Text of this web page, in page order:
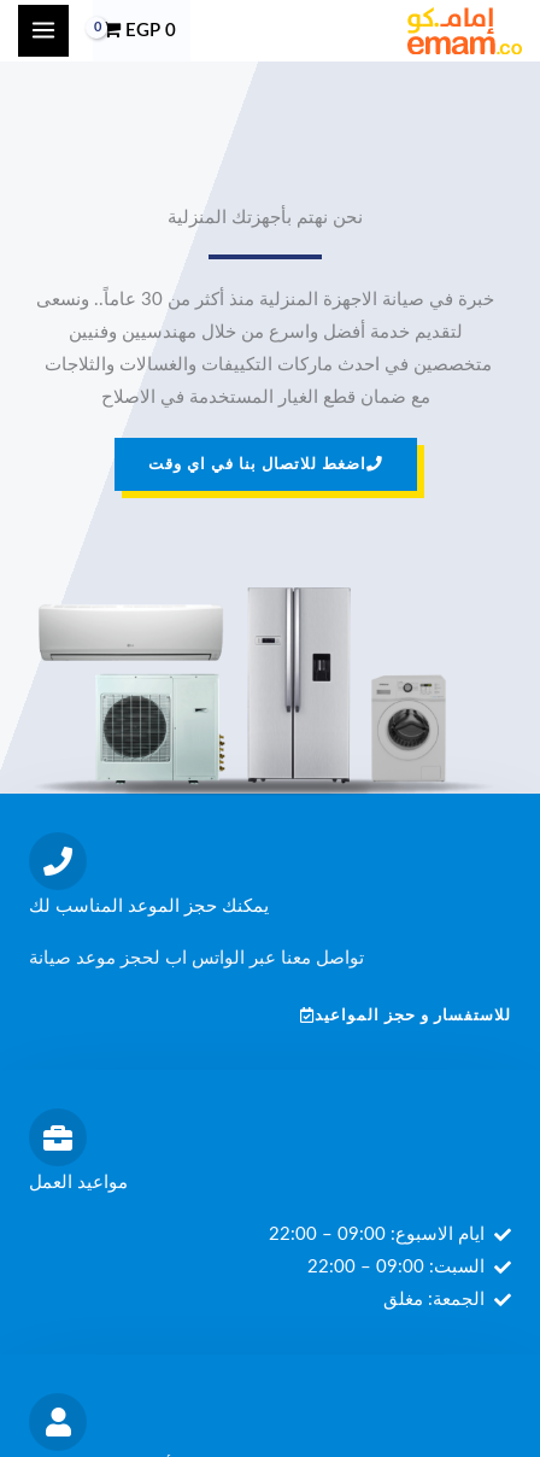
EGP
نحن نهتم بأجهزتك المنزلية
خبرة في صيانة الاجهزة المنزلية منذ أكثر من 30 عاماً.. ونسعى
لتقديم خدمة أفضل واسرع من خلال مهندسيين وفنيين
متخصصين في احدث ماركات التكييفات والغسالات والثلاجات
مع ضمان قطع الغيار المستخدمة في الاصلاح
اضغط للاتصال بنا في اي وقت
يمكنك حجز الموعد المناسب لك
تواصل معنا عبر الواتس اب لحجز موعد صيانة
للاستفسار و حجز المواعيد
مواعيد العمل
ايام الاسبوع: 09:00 – 22:00
السبت: 09:00 – 22:00
الجمعة: مغلق